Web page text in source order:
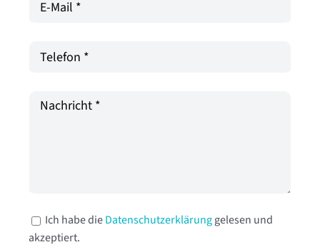
Ich habe dieDatenschutzerklärunggelesen und
akzeptiert.